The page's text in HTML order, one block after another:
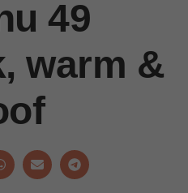
49
warm &